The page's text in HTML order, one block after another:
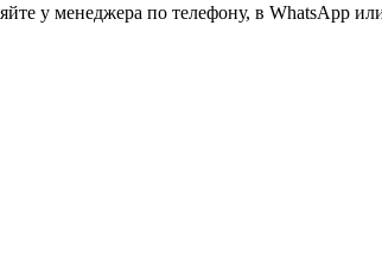
у менеджера по телефону, в WhatsApp или